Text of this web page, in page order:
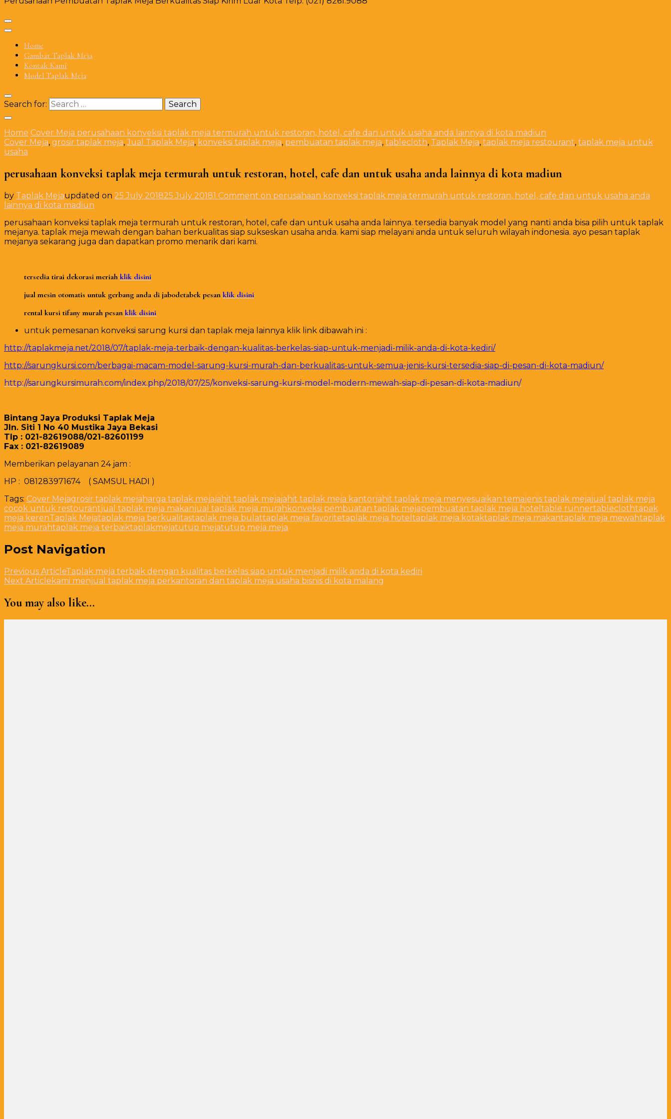
Home
Gambar Taplak Meja
Kontak Kami
Model Taplak Meja
Search for:
Home Cover Meja perusahaan konveksi taplak meja termurah untuk restoran, hotel, cafe dan untuk usaha anda lainnya di kota madiun
Cover Meja, grosir taplak meja,Jual Taplak Meja, konveksi taplak meja, pembuatan taplak meja, tablecloth, Taplak Meja, taplak meja restourant, taplak meja untuk
usaha
perusahaan konveksi taplak meja termurah untuk restoran, hotel, cafe dan untuk usaha anda lainnya di kota madiun
by Taplak Mejaupdated on 25 July 201825 July 20181 Comment on perusahaan konveksi taplak meja termurah untuk restoran, hotel, cafe dan untuk usaha anda
lainnya di kota madiun
perusahaan konveksi taplak meja termurah untuk restoran, hotel, cafe dan untuk usaha anda lainnya. tersedia banyak model yang nanti anda bisa pilih untuk taplak
mejanya. taplak meja mewah dengan bahan berkualitas siap sukseskan usaha anda. kami siap melayani anda untuk seluruh wilayah indonesia. ayo pesan taplak
mejanya sekarang juga dan dapatkan promo menarik dari kami.
tersedia tirai dekorasi meriah klik disini
jual mesin otomatis untuk gerbang anda di jabodetabek pesan klik disini
rental kursi tifany murah pesan klik disini
untuk pemesanan konveksi sarung kursi dan taplak meja lainnya klik link dibawah ini :
http://taplakmeja.net/2018/07/taplak-meja-terbaik-dengan-kualitas-berkelas-siap-untuk-menjadi-milik-anda-di-kota-kediri/
http://sarungkursi.com/berbagai-macam-model-sarung-kursi-murah-dan-berkualitas-untuk-semua-jenis-kursi-tersedia-siap-di-pesan-di-kota-madiun/
http://sarungkursimurah.com/index.php/2018/07/25/konveksi-sarung-kursi-model-modern-mewah-siap-di-pesan-di-kota-madiun/
Bintang Jaya Produksi Taplak Meja
Jln. Siti 1 No 40 Mustika Jaya Bekasi
Tlp : 021-82619088/021-82601199
Fax : 021-82619089
Memberikan pelayanan 24 jam :
HP : 081283971674 ( SAMSUL HADI )
Tags: Cover Mejagrosir taplak meja harga taplak mejajahit taplak mejajahit taplak meja kantorjahit taplak meja menyesuaikan temajenis taplak mejajual taplak meja
cocok untuk restourantjual taplak meja makanjual taplak meja murah konveksi pembuatan taplak mejapembuatan taplak meja hotel table runnertableclothtapak
meja kerenTaplak Mejataplak meja berkualitastaplak meja bulattaplak meja favoritetaplak meja hotel taplak meja kotaktaplak meja makantaplak meja mewahtaplak
meja murahtaplak meja terbaiktaplakmejatutup mejatutup meja meja
Post Navigation
Previous ArticleTaplak meja terbaik dengan kualitas berkelas siap untuk menjadi milik anda di kota kediri
Next Article kami menjual taplak meja perkantoran dan taplak meja usaha bisnis di kota malang
You may also like...